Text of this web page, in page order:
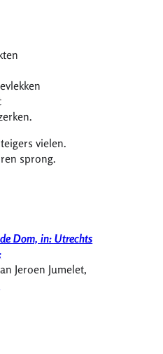
vielen.
sprong.
Dom, in: Utrechts
Jeroen Jumelet,